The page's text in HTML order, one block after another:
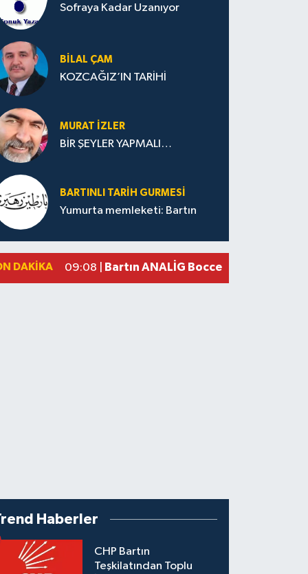
Sofraya Kadar Uzanıyor
BILAL ÇAM
KOZCAĞIZ’IN TARİHİ
MURAT İZLER
BİR ŞEYLER YAPMALI…
BARTINLI TARIH GURMESI
Yumurta memleketi: Bartın
DAKIKA 09:08 | Bartın ANALİG Bocce Türkiye
Haberler
CHP Bartın
Teşkilatından Toplu